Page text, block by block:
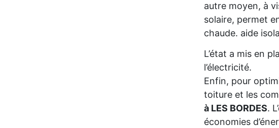
autre moyen, à
solaire, permet
chaude. aide
L’état a mis en
l’électricité.
Enfin, pour
toiture et les
à LES BORDES.
économies